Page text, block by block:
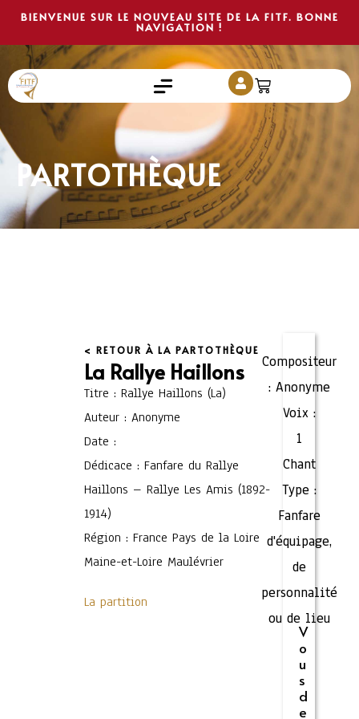
BIENVENUE SUR LE NOUVEAU SITE DE LA FITF. BONNE
NAVIGATION !
PARTOTHÈQUE
< RETOUR À LA PARTOTHÈQUE
La Rallye Haillons
Titre : Rallye Haillons (La)
Auteur : Anonyme
Date :
Dédicace : Fanfare du Rallye
Haillons – Rallye Les Amis (1892-
1914)
Région : France Pays de la Loire
Maine-et-Loire Maulévrier
La partition
Compositeur
: Anonyme
Voix :
1
Chant
Type :
Fanfare
d'équipage,
de
personnalité
ou de lieu
V
o
u
s
d
e